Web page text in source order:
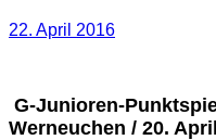
22. April 2016
G-Junioren-
Werneuchen / 20.